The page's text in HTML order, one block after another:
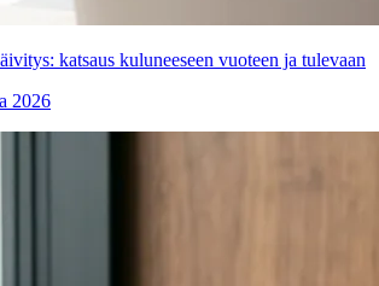
katsaus kuluneeseen vuoteen ja tulevaan
2026